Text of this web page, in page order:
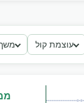
עוצמת קול